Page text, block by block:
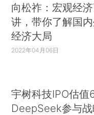
向松祚：宏观经
讲，带你了解国
经济大局
2022年04月06日
宇树科技IPO估值
DeepSeek参与